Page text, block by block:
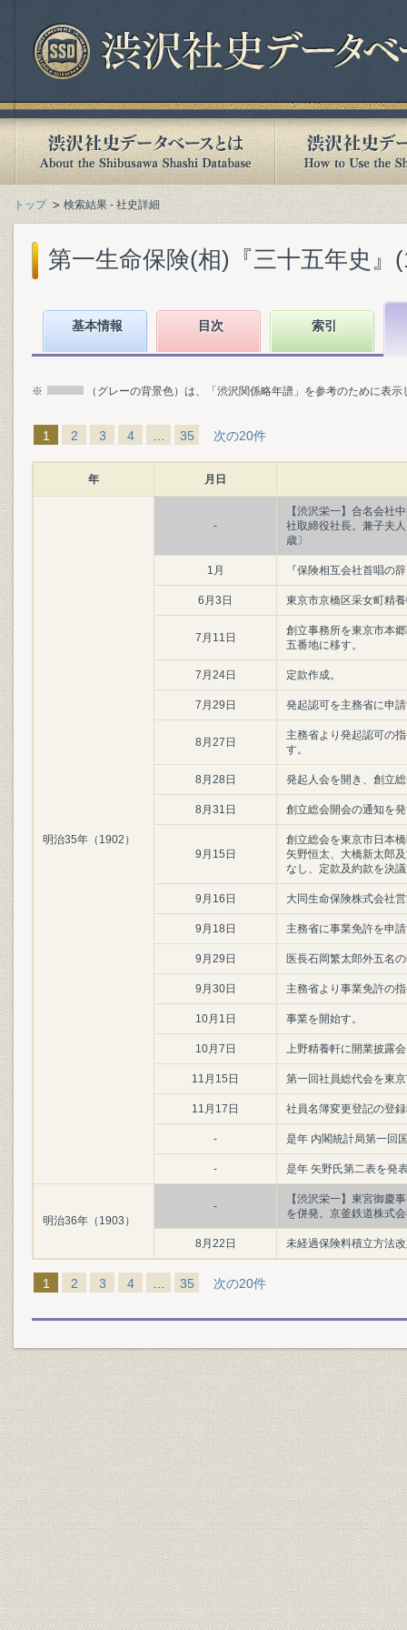
トップ 検索結果 - 社史詳細
第一生命保険(相)『三十五年史』
基本情報 目次 索引
※ （グレーの背景色）は、「渋沢関係略年譜」を参考のために表
1 2 3 4 35 次の20件
年 月日
明治35年（1902）
-
【渋沢栄一】合名会社
社取締役社長。兼子夫
歳〕
1月 『保険相互会社首唱の
6月3日 東京市京橋区采女町精
7月11日
創立事務所を東京市本
五番地に移す。
7月24日 定款作成。
7月29日 発起認可を主務省に申
8月27日
主務省より発起認可の
す。
8月28日 発起人会を開き、創立
8月31日 創立総会開会の通知を
9月15日
創立総会を東京市日本
矢野恒太、大橋新太郎
なし、定款及約款を決
9月16日 大同生命保険株式会社
9月18日 主務省に事業免許を申
9月29日 医長石岡繁太郎外五名
9月30日 主務省より事業免許の
10月1日 事業を開始す。
10月7日 上野精養軒に開業披露
11月15日 第一回社員総代会を東
11月17日 社員名簿変更登記の登
- 是年 内閣統計局第一回
- 是年 矢野氏第二表を発
明治36年（1903）
-
【渋沢栄一】東宮御慶
を併発。京釜鉄道株式
8月22日 未経過保険料積立方法
1 2 3 4 35 次の20件